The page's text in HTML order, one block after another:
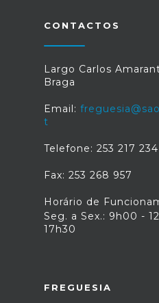
CONTACTOS
Largo Carlos
Braga
Email:
t
Telefone: 253 217 234
Fax: 253 268 957
Horário de
Seg. a Sex.: 9h00 -
17h30
FREGUESIA